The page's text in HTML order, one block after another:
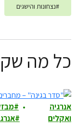
#נצחונות והישגים
כל מה
אנרגיה
ואקלים